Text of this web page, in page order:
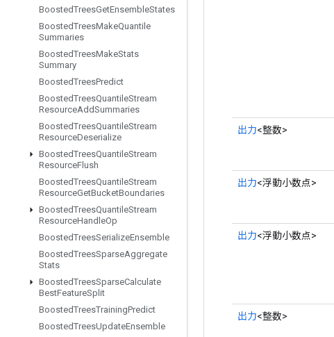
BoostedTreesGetEnsembleStates
BoostedTreesMakeQuantile
Summaries
BoostedTreesMakeStats
Summary
BoostedTreesPredict
BoostedTreesQuantileStream
ResourceAddSummaries
BoostedTreesQuantileStream
ResourceDeserialize
BoostedTreesQuantileStream
ResourceFlush
BoostedTreesQuantileStream
ResourceGetBucketBoundaries
BoostedTreesQuantileStream
ResourceHandleOp
BoostedTreesSerializeEnsemble
BoostedTreesSparseAggregate
Stats
BoostedTreesSparseCalculate
BestFeatureSplit
BoostedTreesTrainingPredict
BoostedTreesUpdateEnsemble
出力<整数>
出力<浮動小数点>
出力<浮動小数点>
出力<整数>